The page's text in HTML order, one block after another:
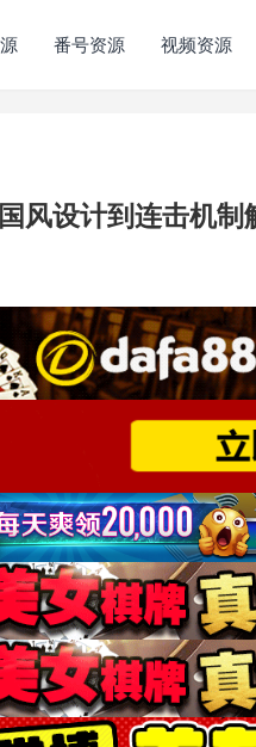
番号资源 视频资源
风设计到连击机